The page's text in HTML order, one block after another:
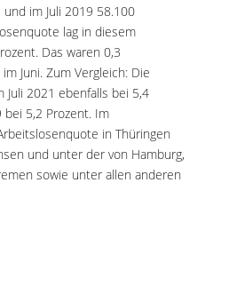
im Juli 2019 58.100
lag in diesem
Das waren 0,3
Juni. Zum Vergleich: Die
2021 ebenfalls bei 5,4
bei 5,2 Prozent. Im
in Thüringen
und unter der von Hamburg,
sowie unter allen anderen